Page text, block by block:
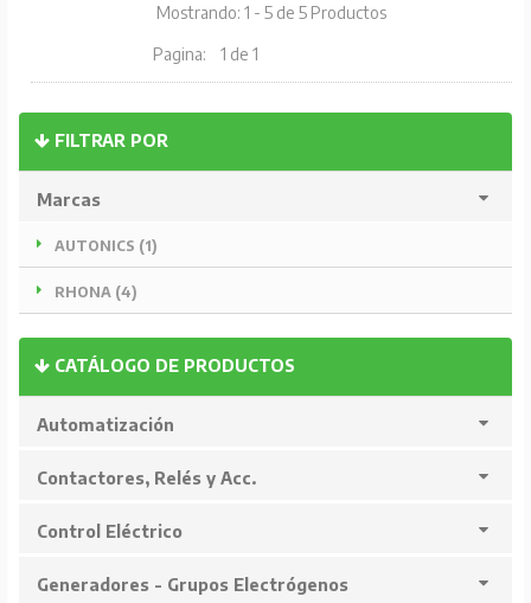
FILTRAR POR
Marcas
AUTONICS (1)
RHONA (4)
CATÁLOGO DE PRODUCTOS
Automatización
Contactores, Relés y Acc.
Control Eléctrico
Generadores - Grupos Electrógenos
Mostrando: 1 - 5 de 5 Productos
Pagina: 1 de 1